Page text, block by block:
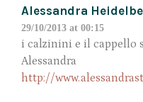
Alessandra
29/10/2013 at 00:15
i calzinini e il cappello
Alessandra
http://